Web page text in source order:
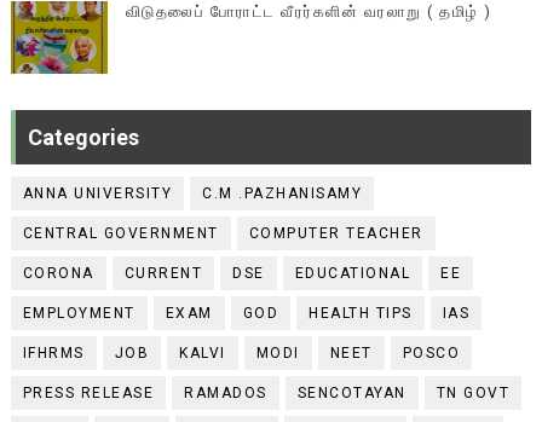
விடுதலைப் போராட்ட வீரர்களின் வரலாறு ( தமிழ் )
Categories
ANNA UNIVERSITY C.M .PAZHANISAMY
CENTRAL GOVERNMENT COMPUTER TEACHER
CORONA CURRENT DSE EDUCATIONAL EE
EMPLOYMENT EXAM GOD HEALTH TIPS IAS
IFHRMS JOB KALVI MODI NEET POSCO
PRESS RELEASE RAMADOS SENCOTAYAN TN GOVT